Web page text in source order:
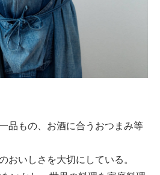
品もの、お酒に合うおつまみ等
おいしさを大切にしている。